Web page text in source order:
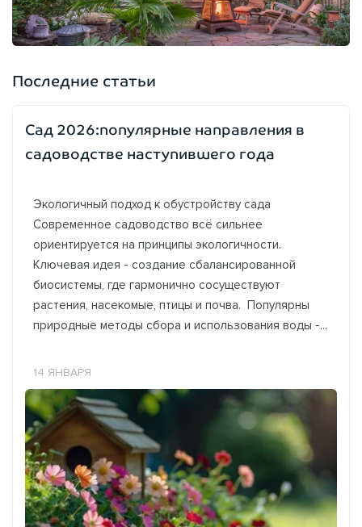
Последние статьи
Сад 2026:популярные направления в
садоводстве наступившего года
Экологичный подход к обустройству сада
Современное садоводство всё сильнее
ориентируется на принципы экологичности.
Ключевая идея - создание сбалансированной
биосистемы, где гармонично сосуществуют
растения, насекомые, птицы и почва. Популярны
природные методы сбора и использования воды -...
14 ЯНВАРЯ